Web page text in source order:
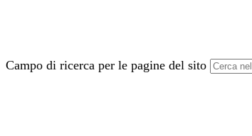
Campo di ricerca per le pagine del sito